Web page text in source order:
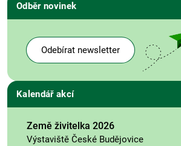
Odběr novinek
Odebírat newsletter
Kalendář akcí
Země živitelka 2026
Výstaviště České Budějovice